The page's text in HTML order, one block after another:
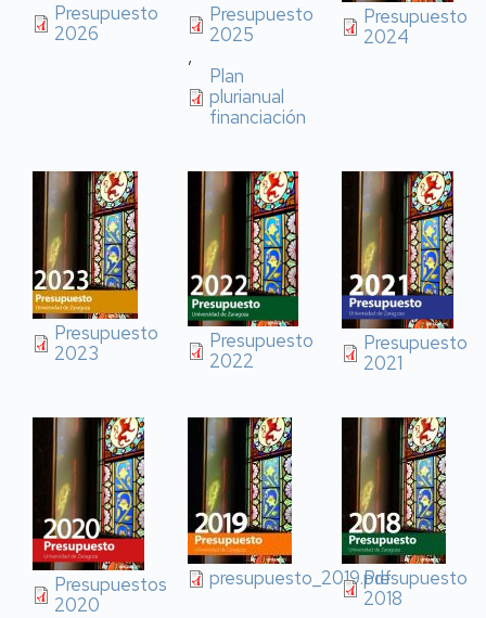
Presupuesto
2026
Presupuesto
2025
,
Plan
plurianual
financiación
Presupuesto
2024
Presupuesto
2023
Presupuesto
2022
Presupuesto
2021
Presupuestos
2020
presupuesto_2019.pdfPresupuesto
2018